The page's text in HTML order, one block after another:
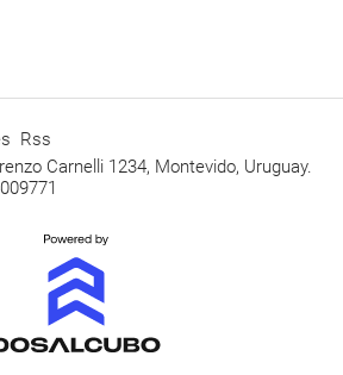
Rss
Carnelli 1234, Montevido, Uruguay.